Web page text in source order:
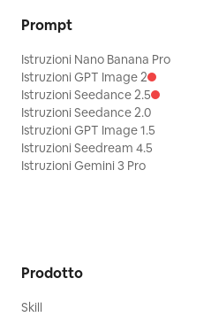
Prompt
Istruzioni Nano Banana Pro
Istruzioni GPT Image 2
Istruzioni Seedance 2.5
Istruzioni Seedance 2.0
Istruzioni GPT Image 1.5
Istruzioni Seedream 4.5
Istruzioni Gemini 3 Pro
Prodotto
Skill